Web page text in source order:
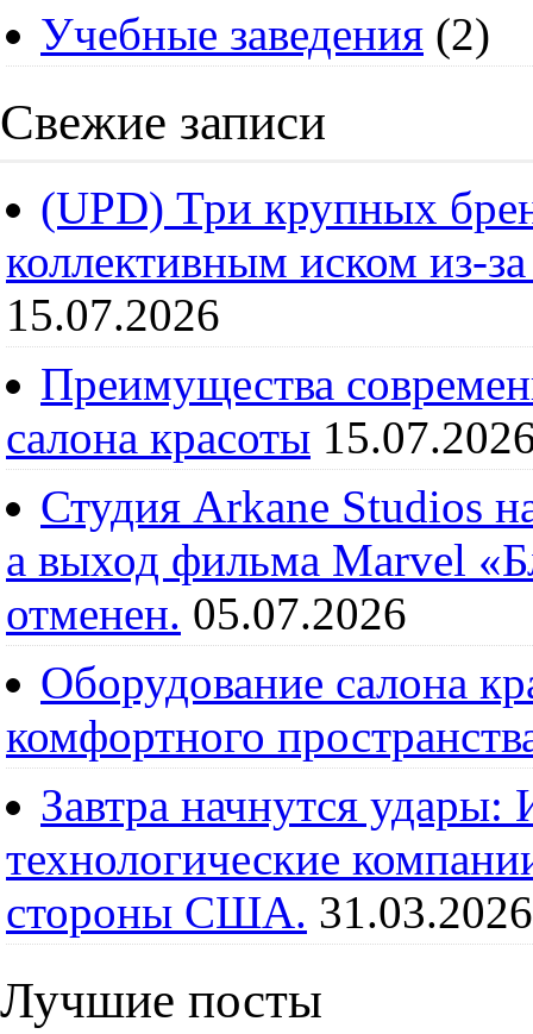
Учебные заведения (2)
Свежие записи
(UPD) Три крупных
коллективным иском из-
15.07.2026
Преимущества
салона красоты
Студия Arkane Studios
а выход фильма Marvel
отменен. 05.07.2026
Оборудование салона
комфортного
Завтра начнутся
технологические
стороны США. 31.03.2026
Лучшие посты